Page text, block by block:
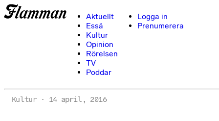
Aktuellt
Essä
Kultur
Opinion
Rörelsen
TV
Poddar
Logga in
Prenumerera
Kultur 14 april, 2016